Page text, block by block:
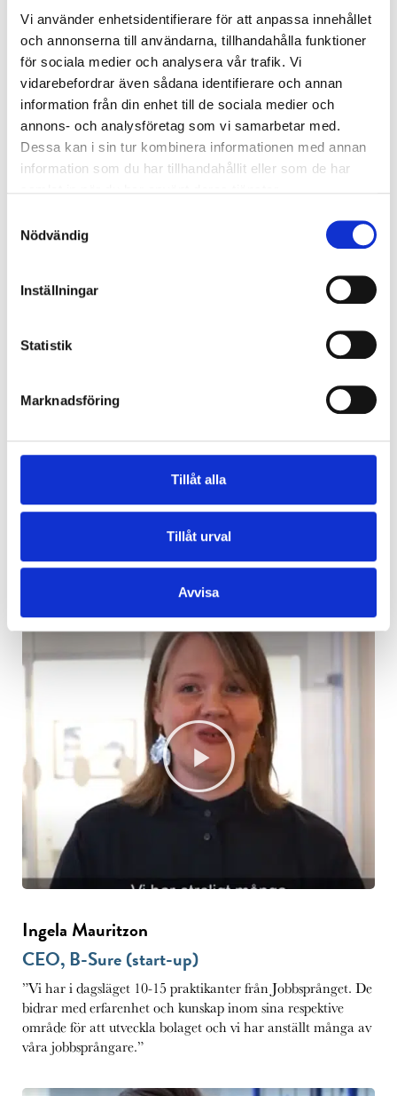
Vi använder enhetsidentifierare för att anpassa innehållet
och annonserna till användarna, tillhandahålla funktioner
för sociala medier och analysera vår trafik. Vi
vidarebefordrar även sådana identifierare och annan
information från din enhet till de sociala medier och
annons- och analysföretag som vi samarbetar med.
Dessa kan i sin tur kombinera informationen med annan
information som du har tillhandahållit eller som de har
Nödvändig
Inställningar
Statistik
Marknadsföring
Tillåt alla
Tillåt urval
Avvisa
Jenny Franzén
Senior Director Global Project Management,
AstraZeneca
“Inom forskning och utveckling är innovation avgörande,
och att föra samman olika erfarenheter och bakgrunder är
mycket värdefullt.”
Emma Wahlberg-Melvig
Brand, PR & Communication Leader, Schneider
Ingela Mauritzon
CEO, B-Sure (start-up)
”Vi har i dagsläget 10-15 praktikanter från Jobbsprånget. De
bidrar med erfarenhet och kunskap inom sina respektive
område för att utveckla bolaget och vi har anställt många av
våra jobbsprångare.”